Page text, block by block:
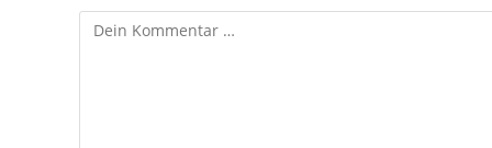
Kommentar